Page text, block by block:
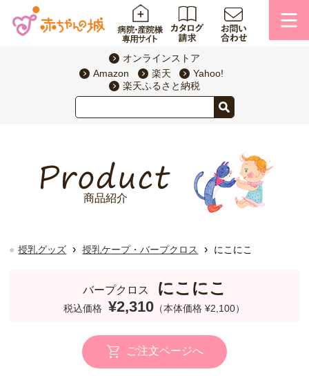
オンラインストア
Amazon
楽天
Yahoo!
楽天ふるさと納税
商品紹介
授乳グッズ › 授乳ケープ・バープクロス › にこにこ
バープクロス にこにこ
税込価格 ¥2,310 （本体価格 ¥2,100）
ご注文ページへ